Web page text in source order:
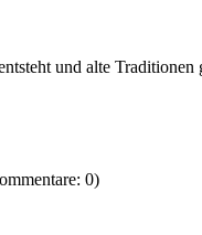
und alte
0)